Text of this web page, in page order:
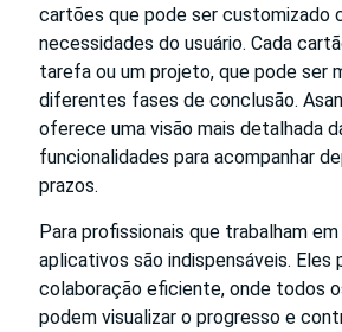
cartões que pode ser customizado
necessidades do usuário. Cada
tarefa ou um projeto, que pode ser
diferentes fases de conclusão.
oferece uma visão mais detalhada
funcionalidades para acompanhar
prazos.
Para profissionais que trabalham
aplicativos são indispensáveis. Eles
colaboração eficiente, onde todos
podem visualizar o progresso e